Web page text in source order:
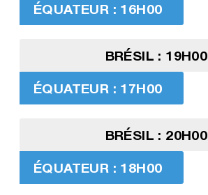
ÉQUATEUR : 16H00
BRÉSIL : 19H00
ÉQUATEUR : 17H00
BRÉSIL : 20H00
ÉQUATEUR : 18H00